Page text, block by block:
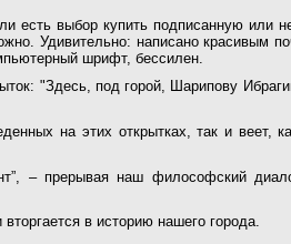
есть выбор купить подписанную или
Удивительно: написано красивым
шрифт, бессилен.
"Здесь, под горой, Шарипову
на этих открытках, так и веет,
– прерывая наш философский
в историю нашего города.